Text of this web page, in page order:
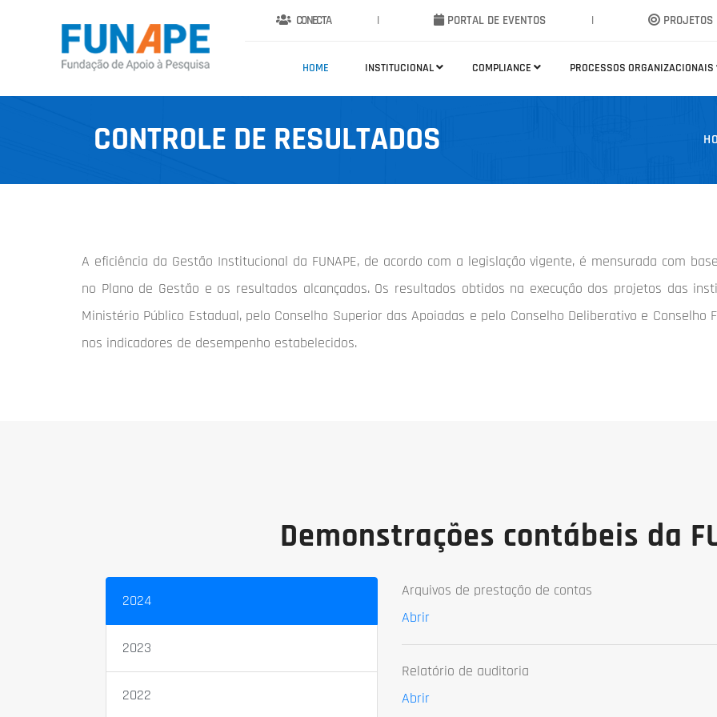
CONECTA | PORTAL DE EVENTOS | PROJETOS
HOME INSTITUCIONAL COMPLIANCE PROCESSOS ORGANIZACIONAIS
CONTROLE DE RESULTADOS
A eficiência da Gestão Institucional da FUNAPE, de acordo com a legislação vigente, é mensurada com
no Plano de Gestão e os resultados alcançados. Os resultados obtidos na execução dos projetos das
Ministério Público Estadual, pelo Conselho Superior das Apoiadas e pelo Conselho Deliberativo e Conselho
nos indicadores de desempenho estabelecidos.
Demonstrações contábeis da
2024
2023
2022
Arquivos de prestação de contas
Abrir
Relatório de auditoria
Abrir